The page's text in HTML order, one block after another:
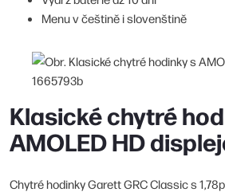
Menu v češtině i slovenštině
Klasické chytré
AMOLED HD
Chytré hodinky Garett GRC Classic s